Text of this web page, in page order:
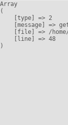
Array
(
    [type] => 2
[message] =>
[file] => /
    [line] => 48